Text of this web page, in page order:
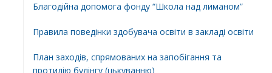
Благодійна допомога фонду “Школа над лиманом”
Правила поведінки здобувача освіти в закладі освіти
План заходів, спрямованих на запобігання та
протидію булінгу (цькуванню)